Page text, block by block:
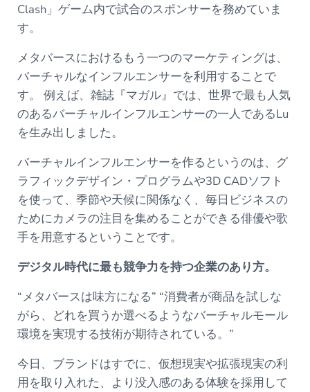
Clash」ゲーム内で試合のスポンサーを務めていま
す。
メタバースにおけるもう一つのマーケティングは、
バーチャルなインフルエンサーを利用することで
す。 例えば、雑誌『マガル』では、世界で最も人気
のあるバーチャルインフルエンサーの一人であるLu
を生み出しました。
バーチャルインフルエンサーを作るというのは、グ
ラフィックデザイン・プログラムや3D CADソフト
を使って、季節や天候に関係なく、毎日ビジネスの
ためにカメラの注目を集めることができる俳優や歌
手を用意するということです。
デジタル時代に最も競争力を持つ企業のあり方。
“メタバースは味方になる” “消費者が商品を試しな
がら、どれを買うか選べるようなバーチャルモール
環境を実現する技術が期待されている。”
今日、ブランドはすでに、仮想現実や拡張現実の利
用を取り入れた、より没入感のある体験を採用して